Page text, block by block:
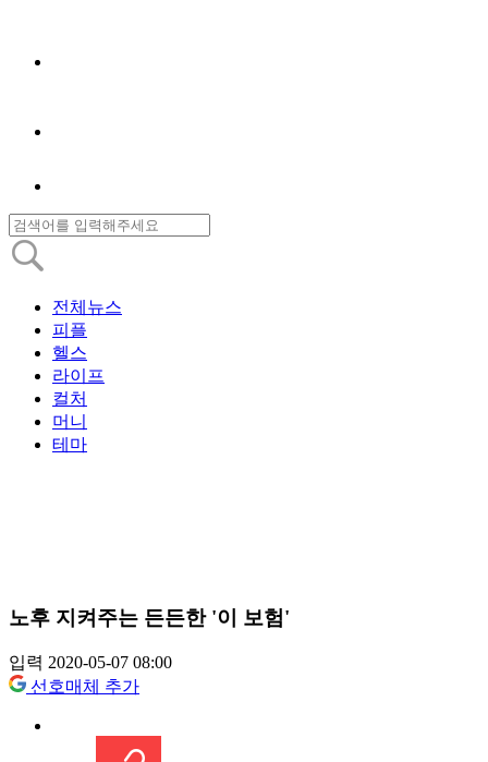
전체뉴스
피플
헬스
라이프
컬처
머니
테마
노후 지켜주는 든든한 '이 보험'
입력 2020-05-07 08:00
선호매체 추가